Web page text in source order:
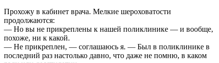
Прохожу в кабинет врача. Мелкие шероховатости
продолжаются:
— Но вы не прикреплены к нашей поликлинике — и вообще,
похоже, ни к какой.
— Не прикреплен, — соглашаюсь я. — Был в поликлинике в
последний раз настолько давно, что даже не помню, в каком